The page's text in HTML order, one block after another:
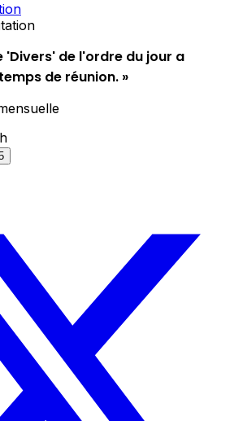
'Divers' de l'ordre du jour a
de réunion. »